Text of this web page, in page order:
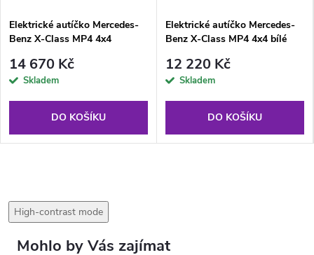
Elektrické autíčko Mercedes-
Benz X-Class MP4 4x4
14 670 Kč
Skladem
DO KOŠÍKU
Elektrické autíčko Mercedes-
Benz X-Class MP4 4x4 bílé
12 220 Kč
Skladem
DO KOŠÍKU
High-contrast mode